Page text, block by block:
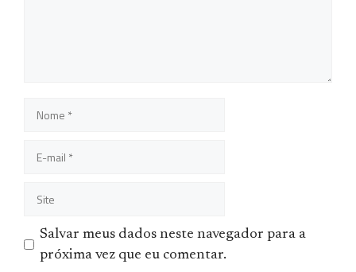
mail
Salvar meus dados neste navegador para a
próxima vez que eu comentar.